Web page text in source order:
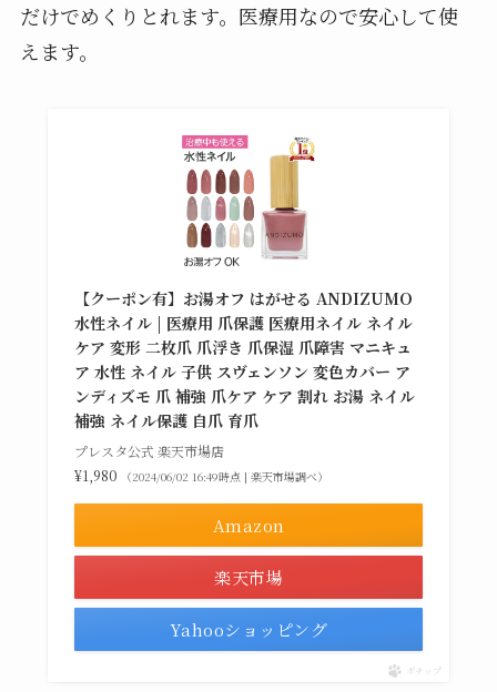
だけでめくりとれます。医療用なので安心して使
えます。
【クーポン有】お湯オフ はがせる ANDIZUMO
水性ネイル | 医療用 爪保護 医療用ネイル ネイル
ケア 変形 二枚爪 爪浮き 爪保湿 爪障害 マニキュ
ア 水性 ネイル 子供 スヴェンソン 変色カバー ア
ンディズモ 爪 補強 爪ケア ケア 割れ お湯 ネイル
補強 ネイル保護 自爪 育爪
プレスタ公式 楽天市場店
¥1,980
（2024/06/02 16:49時点 | 楽天市場調べ）
Amazon
楽天市場
Yahooショッピング
ポチップ